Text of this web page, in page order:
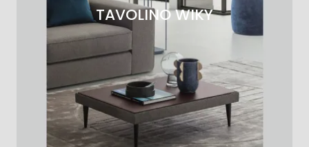
TAVOLINO WIKY